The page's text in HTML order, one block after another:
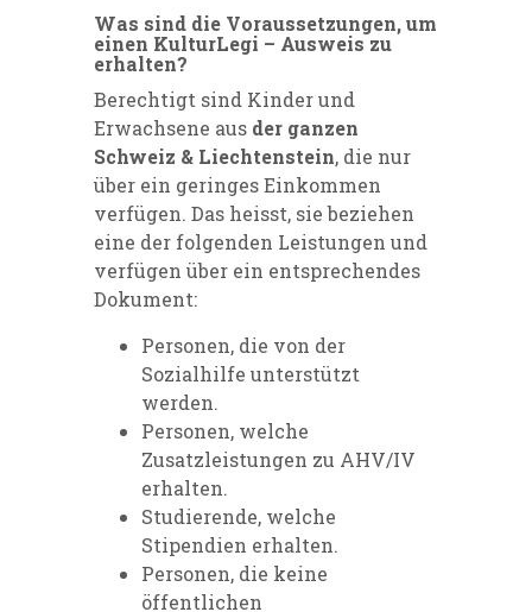
Was sind die Voraussetzungen, um
einen KulturLegi – Ausweis zu
erhalten?
Berechtigt sind Kinder und
Erwachsene aus der ganzen
Schweiz & Liechtenstein, die nur
über ein geringes Einkommen
verfügen. Das heisst, sie beziehen
eine der folgenden Leistungen und
verfügen über ein entsprechendes
Dokument:
Personen, die von der
Sozialhilfe unterstützt
werden.
Personen, welche
Zusatzleistungen zu AHV/IV
erhalten.
Studierende, welche
Stipendien erhalten.
Personen, die keine
öffentlichen